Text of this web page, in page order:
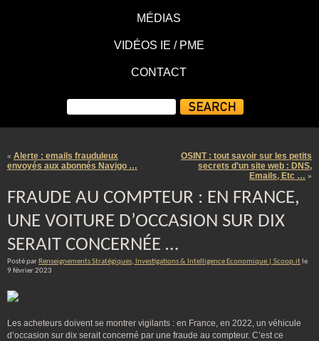
MÉDIAS
VIDÉOS IE / PME
CONTACT
« Alerte : emails frauduleux
envoyés aux abonnés Navigo …
OSINT : tout savoir sur les petits
secrets d’un site web : DNS,
Emails, Etc … »
FRAUDE AU COMPTEUR : EN FRANCE,
UNE VOITURE D’OCCASION SUR DIX
SERAIT CONCERNÉE …
Posté par Renseignements Stratégiques, Investigations & Intelligence Economique | Scoop.it le
9 février 2023
Les acheteurs doivent se montrer vigilants : en France, en 2022, un véhicule
d’occasion sur dix serait concerné par une fraude au compteur. C’est ce